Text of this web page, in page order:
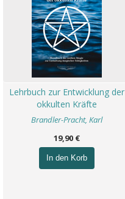
Lehrbuch zur Entwicklung der
okkulten Kräfte
Brandler-Pracht, Karl
19,90 €
In den Korb